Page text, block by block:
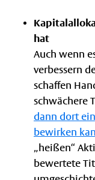
hat
Auch wenn
verbessern
schaffen
schwächere
dann dort
bewirken
„heißen“
bewertete